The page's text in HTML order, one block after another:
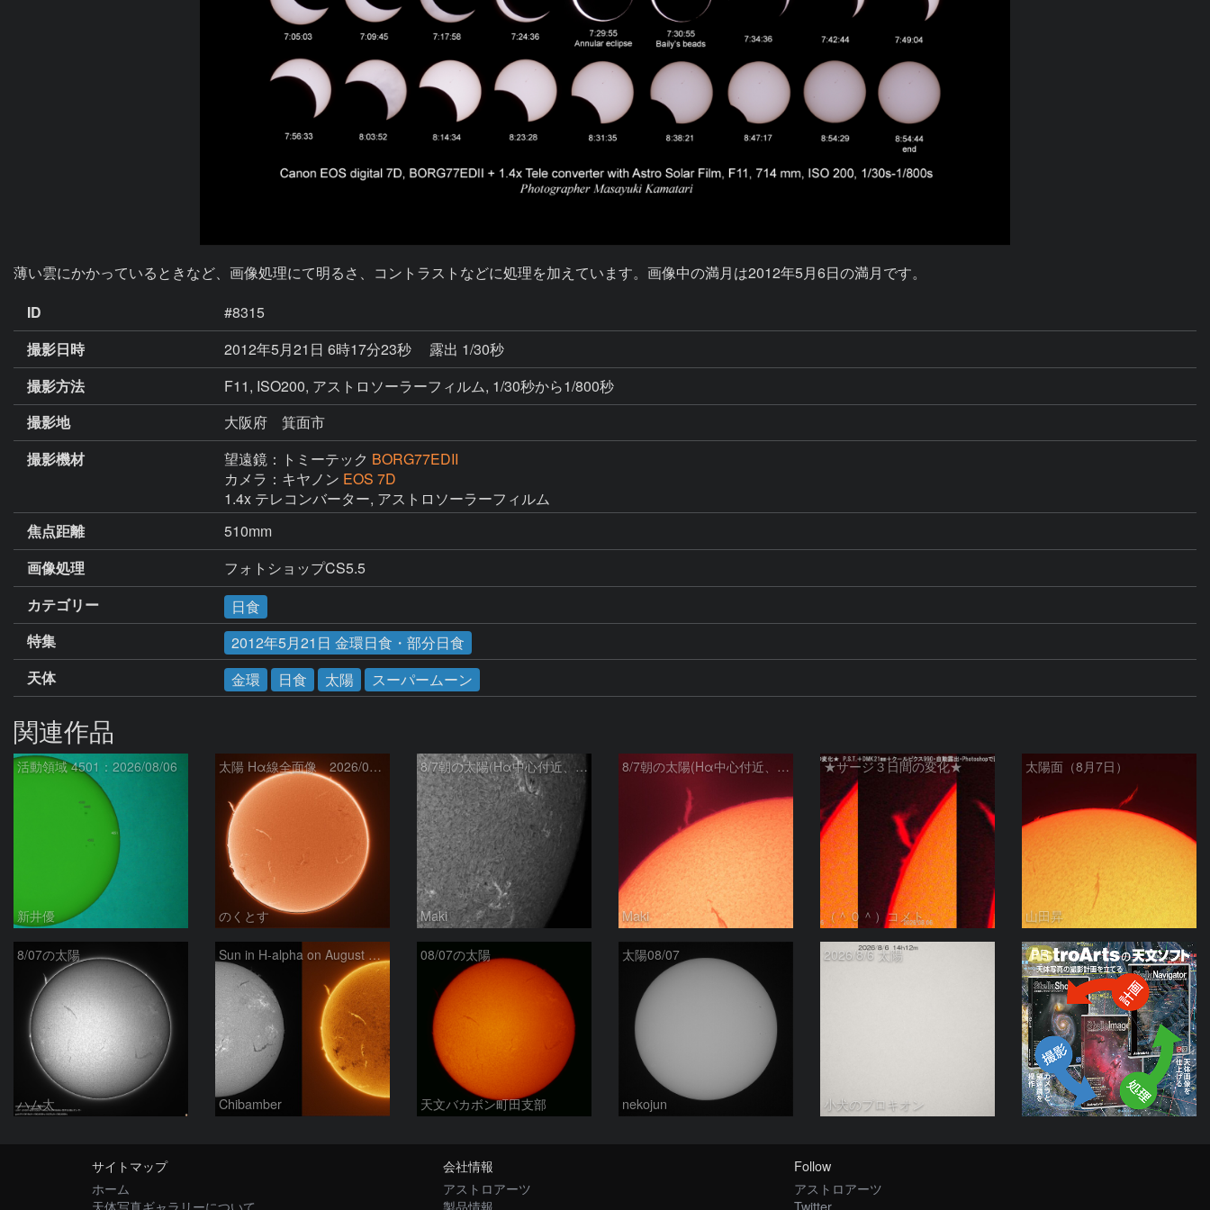
薄い雲にかかっているときなど、画像処理にて明るさ、コントラストなどに処理を加えています。画像中の満月は2012年5月6日の満月です。
ID
#8315
撮影日時
2012年5月21日 6時17分23秒
露出 1/30秒
撮影方法
F11, ISO200, アストロソーラーフィルム, 1/30秒から1/800秒
撮影地
大阪府 箕面市
撮影機材
望遠鏡：トミーテック BORG77EDII
カメラ：キヤノン EOS 7D
1.4x テレコンバーター, アストロソーラーフィルム
焦点距離
510mm
画像処理
フォトショップCS5.5
カテゴリー
日食
特集
2012年5月21日 金環日食・部分日食
天体
金環 日食 太陽 スーパームーン
関連作品
活動領域 4501：2026/08/06
新井優
太陽 Hα線全面像 2026/08/07
のくとす
8/7朝の太陽(Hα中心付近、4498、4502付近)
Maki
8/7朝の太陽(Hα中心付近、プロミネンス)
Maki
★サージ３日間の変化★
（＾０＾）コメト
太陽面（8月7日）
山田昇
8/07の太陽
ハム太
Sun in H-alpha on August 7, 2026
Chibamber
08/07の太陽
天文バカボン町田支部
太陽08/07
nekojun
2026/8/6 太陽
小犬のプロキオン
PR
サイトマップ
ホーム
天体写真ギャラリーについて
会社情報
アストロアーツ
製品情報
Follow
アストロアーツ
Twitter